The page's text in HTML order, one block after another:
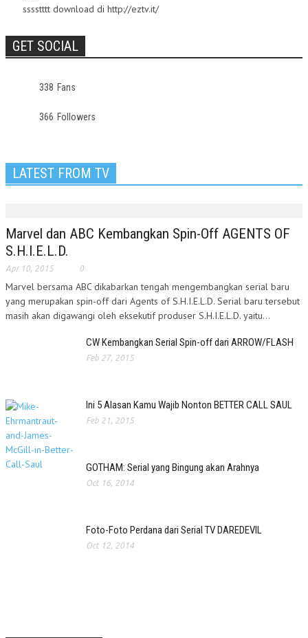
sssstttt download di http://eztv.it/
GET SOCIAL
338 Fans
366 Followers
LATEST FROM TV
Marvel dan ABC Kembangkan Spin-Off AGENTS OF
S.H.I.E.L.D.
Apr 10, 2015 0
Marvel bersama ABC dikabarkan tengah mengembangkan serial baru
yang merupakan spin-off dari Agents of S.H.I.E.L.D. Serial baru tersebut
masih akan digawangi oleh eksekutif produser S.H.I.E.L.D. yaitu...
CW Kembangkan Serial Spin-off dari ARROW/FLASH
Feb 27, 2015
Ini 5 Alasan Kamu Wajib Nonton BETTER CALL SAUL
Feb 21, 2015
GOTHAM: Serial yang Bingung akan Arahnya
Oct 16, 2014
Foto-Foto Perdana dari Serial TV DAREDEVIL
Oct 12, 2014